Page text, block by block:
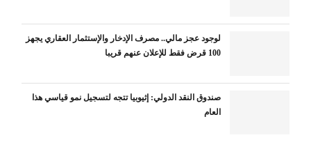
لوجود عجز مالي.. مصرف الإدخار والإستثمار العقاري يجهز
100 قرض فقط للإعلان عنهم قريبا
صندوق النقد الدولي: إثيوبيا تتجه لتسجيل نمو قياسي هذا
العام